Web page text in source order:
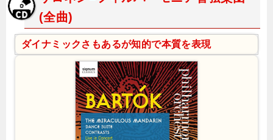
(全曲)
ダイナミックさもあるが知的で本質を表現